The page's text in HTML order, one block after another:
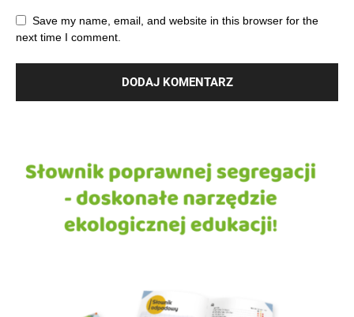
Save my name, email, and website in this browser for the
next time I comment.